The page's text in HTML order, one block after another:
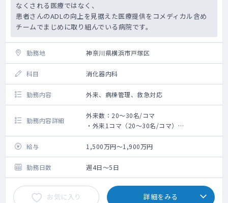
なくされる医療ではなく、
患者さんのADLの向上を見据えた医療提供をコメディカル含め
チームでまじめに取り組んでいる病院です。
勤務地 神奈川県横浜市戸塚区
科目 消化器内科
勤務内容 外来、病棟管理、救急対応
勤務内容詳細
外来数：20～30名/コマ
・外来1コマ（20～30名/コマ）
・病棟管理（地域包括ケア病棟）15～20名前
後
・救急当番1～2コマ（コマあたり救急車は1
台来るか来ないか、ウオークインの発熱対応
含む）
給与 1,500万円～1,900万円
勤務日数 週4日～5日
お気に入り 詳細をみる